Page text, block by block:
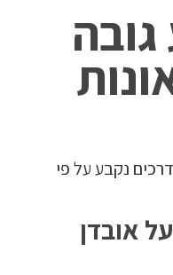
נקבע על פי
אובדן